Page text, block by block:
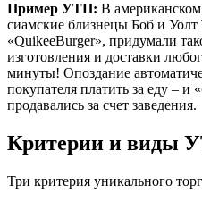
Пример УТП: В американском
сиамские близнецы Боб и Уолт
«QuikeeBurger», придумали
изготовления и доставки
минуты! Опоздание
покупателя платить за еду – и
продавались за счет заведения.
Критерии и виды
Три критерия уникального